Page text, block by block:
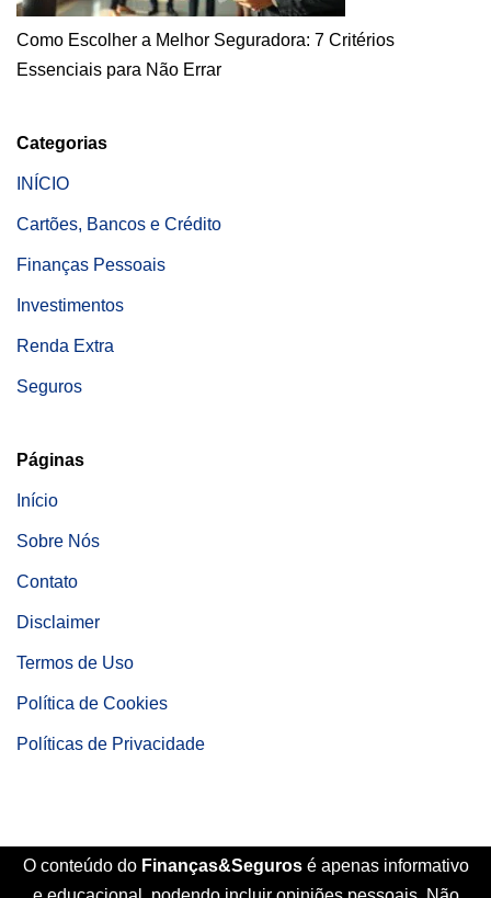
Como Escolher a Melhor Seguradora: 7 Critérios
Essenciais para Não Errar
Categorias
INÍCIO
Cartões, Bancos e Crédito
Finanças Pessoais
Investimentos
Renda Extra
Seguros
Páginas
Início
Sobre Nós
Contato
Disclaimer
Termos de Uso
Política de Cookies
Políticas de Privacidade
O conteúdo do Finanças&Seguros é apenas informativo